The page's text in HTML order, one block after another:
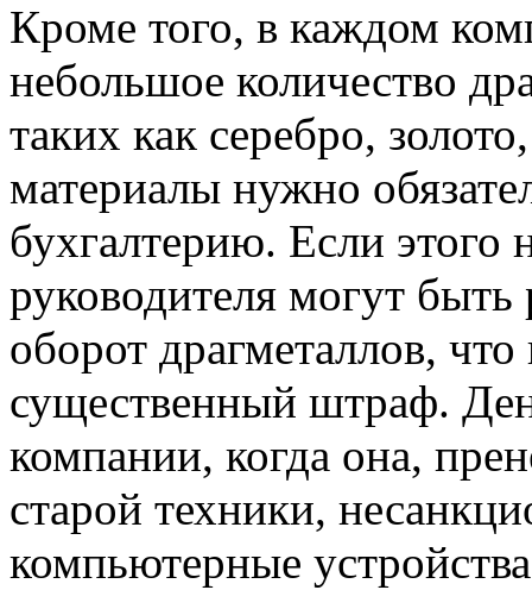
Кроме того, в каждом
небольшое количество
таких как серебро,
материалы нужно
бухгалтерию. Если этого
руководителя могут
оборот драгметаллов, что
существенный штраф.
компании, когда она,
старой техники,
компьютерные